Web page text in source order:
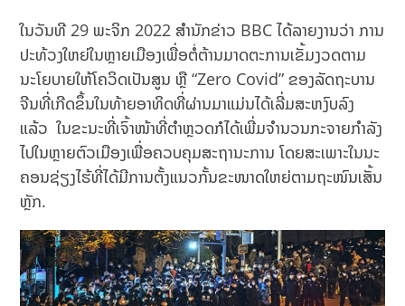
ໃນວັນທີ 29 ພະຈິກ 2022 ສຳນັກຂ່າວ BBC ໄດ້ລາຍງານວ່າ ການ
ປະທ້ວງໃຫຍ່ໃນຫຼາຍເມືອງເພື່ອຕໍ່ຕ້ານມາດຕະການເຂັ້ມງວດຕາມ
ນະໂຍບາຍໃຫ້ໂຄວິດເປັນສູນ ຫຼື “Zero Covid” ຂອງລັດຖະບານ
ຈີນທີ່ເກີດຂຶ້ນໃນທ້າຍອາທິດທີ່ຜ່ານມາແມ່ນໄດ້ເລີ່ມສະຫງົບລົງ
ແລ້ວ ໃນຂະນະທີ່ເຈົ້າໜ້າທີ່ຕໍາຫຼວດກໍໄດ້ເພີ່ມຈໍານວນກະຈາຍກຳລັງ
ໄປໃນຫຼາຍຕົວເມືອງເພື່ອຄວບຄຸມສະຖານະການ ໂດຍສະເພາະໃນນະ
ຄອນຊ່ຽງໄຮ້ທີ່ໄດ້ມີການຕັ້ງແນວກັ້ນຂະໜາດໃຫຍ່ຕາມຖະໜົນເສັ້ນ
ຫຼັກ.